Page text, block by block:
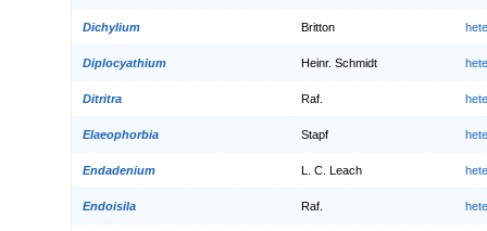
Dichylium Britton
Diplocyathium Heinr. Schmidt
Ditritra Raf.
Elaeophorbia Stapf
Endadenium L. C. Leach
Endoisila Raf.